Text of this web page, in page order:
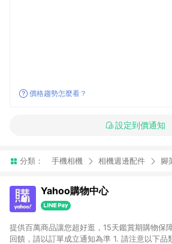
價格趨勢怎麼看？
設定到價通知
分類： 手機相機 相機週邊配件 腳
Yahoo購物中心
提供百萬商品讓您超好逛，15天鑑賞期購物保
回饋，請以訂單成立通知為準 1. 請注意以下品類商品均無回饋：